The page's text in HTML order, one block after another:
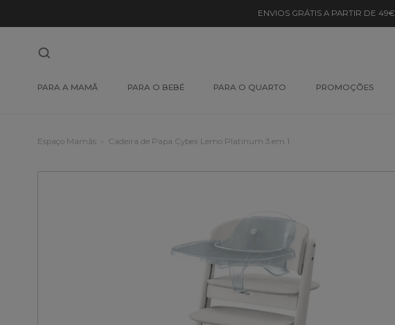
ENVIOS GRÁTIS A PARTIR DE 49€
PARA A MAMÃ PARA O BEBÉ PARA O QUARTO PROMOÇÕES
Espaço Mamãs Cadeira de Papa Cybex Lemo Platinum 3 em 1